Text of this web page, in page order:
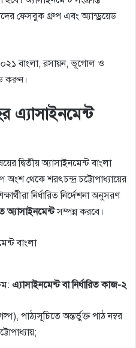
ফেসবুক গ্রুপ এবং অ্যান্ড্রয়েড
২০২১ বাংলা, রসায়ন, ভূগোল ও
করুন।
এ্যাসাইনমেন্ট
দ্বিতীয় অ্যাসাইনমেন্ট বাংলা
অংশ থেকে শরৎচন্দ্র চট্টোপাধ্যায়ের
নির্ধারিত নির্দেশনা অনুসরণ
অ্যাসাইনমেন্টসম্পন্ন করবে।
এ্যাসাইনমেন্ট বা নির্ধারিত কাজ-২
পাঠ্যসূচিতে অন্তর্ভুক্ত পাঠ নম্বর